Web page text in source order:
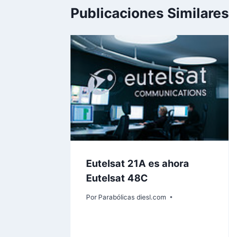
Publicaciones Similares
Eutelsat 21A es ahora
Eutelsat 48C
Por Parabólicas diesl.com